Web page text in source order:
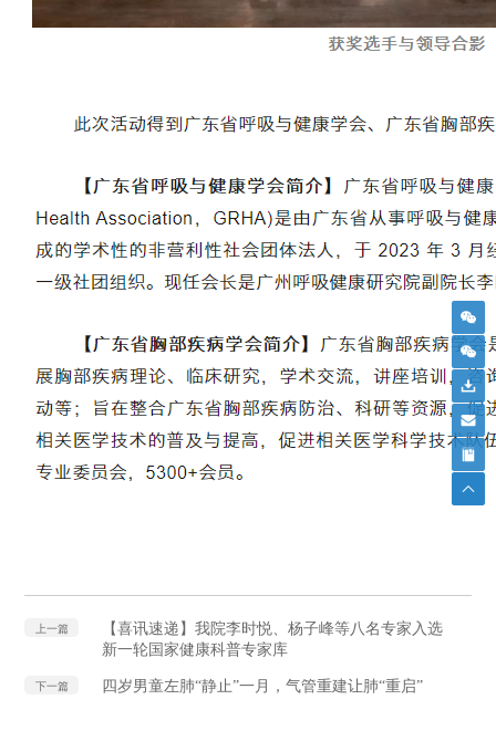
上一篇
【喜讯速递】我院李时悦、杨子峰等八名专家入选
新一轮国家健康科普专家库
下一篇 四岁男童左肺“静止”一月，气管重建让肺“重启”